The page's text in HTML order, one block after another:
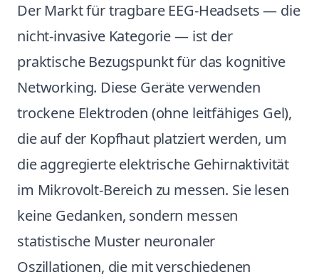
Der Markt für tragbare EEG-Headsets — die
nicht-invasive Kategorie — ist der
praktische Bezugspunkt für das kognitive
Networking. Diese Geräte verwenden
trockene Elektroden (ohne leitfähiges Gel),
die auf der Kopfhaut platziert werden, um
die aggregierte elektrische Gehirnaktivität
im Mikrovolt-Bereich zu messen. Sie lesen
keine Gedanken, sondern messen
statistische Muster neuronaler
Oszillationen, die mit verschiedenen